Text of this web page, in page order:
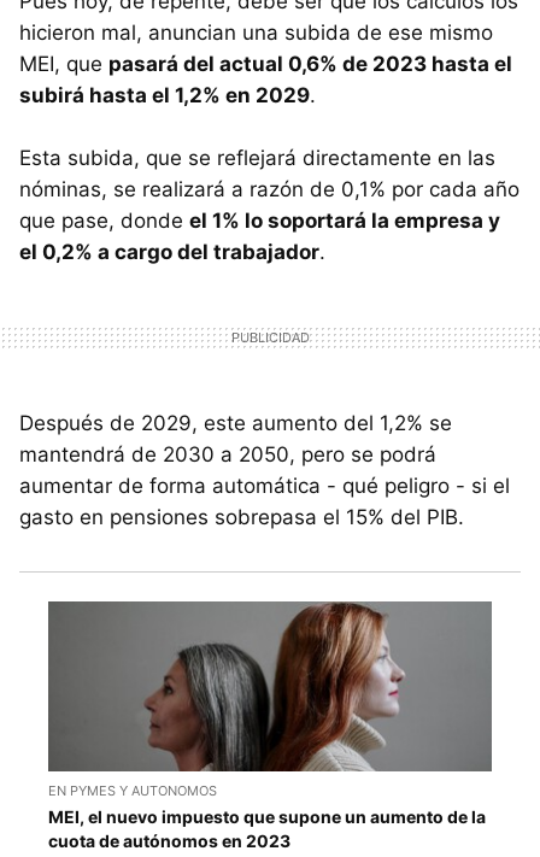
hicieron mal, anuncian una subida de ese mismo
MEI, que pasará del actual 0,6% de 2023 hasta el
subirá hasta el 1,2% en 2029.
Esta subida, que se reflejará directamente en las
nóminas, se realizará a razón de 0,1% por cada año
que pase, donde el 1% lo soportará la empresa y
el 0,2% a cargo del trabajador.
Después de 2029, este aumento del 1,2% se
mantendrá de 2030 a 2050, pero se podrá
aumentar de forma automática - qué peligro - si el
gasto en pensiones sobrepasa el 15% del PIB.
EN PYMES Y AUTONOMOS
MEI, el nuevo impuesto que supone un aumento de la
cuota de autónomos en 2023